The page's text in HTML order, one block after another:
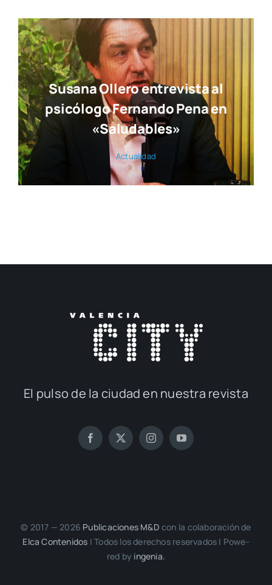
Susana Ollero entrevista al
psicólogo Fernando Pena en
«Saludables»
Actua­li­dad
El pul­so de la ciu­dad en nues­tra revis­ta
© 2017 — 2026 Publi­ca­cio­nes M&D con la cola­bo­ra­ción de
Elca Con­te­ni­dos | Todos los dere­chos reser­va­dos | Powe­
red by inge­nia.